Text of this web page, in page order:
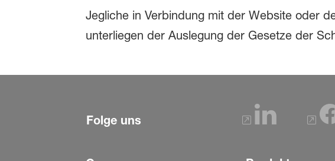
Jegliche in Verbindung mit der Website oder
unterliegen der Auslegung der Gesetze der
Folge uns